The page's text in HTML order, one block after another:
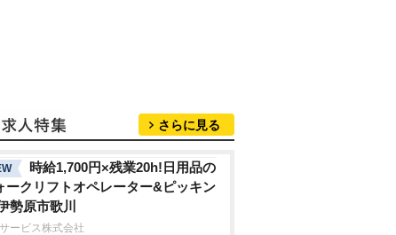
さらに見る
時給1,700円×残業20h!日用品の
ークリフトオペレーター&ピッキン
勢原市歌川
ービス株式会社